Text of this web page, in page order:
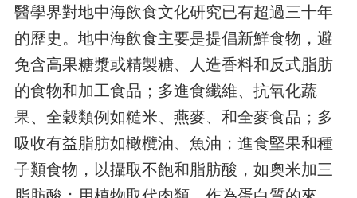
醫學界對地中海飲食文化研究已有超過三十年
的歷史。地中海飲食主要是提倡新鮮食物，避
免含高果糖漿或精製糖、人造香料和反式脂肪
的食物和加工食品；多進食纖維、抗氧化蔬
果、全穀類例如糙米、燕麥、和全麥食品；多
吸收有益脂肪如橄欖油、魚油；進食堅果和種
子類食物，以攝取不飽和脂肪酸，如奧米加三